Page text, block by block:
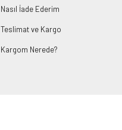
Nasıl İade Ederim
Teslimat ve Kargo
Kargom Nerede?